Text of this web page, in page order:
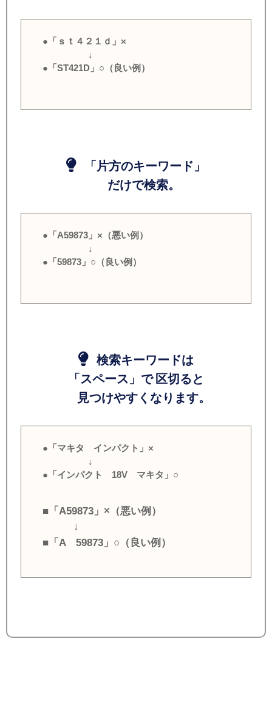
●「ｓｔ４２１ｄ」×
↓
●「ST421D」○（良い例）
「片方のキーワード」
だけで検索。
●「A59873」×（悪い例）
↓
●「59873」○（良い例）
検索キーワードは
「スペース」で 区切ると
見つけやすくなります。
●「マキタ インパクト」×
↓
●「インパクト 18V マキタ」○
■「A59873」×（悪い例）
↓
■「A 59873」○（良い例）